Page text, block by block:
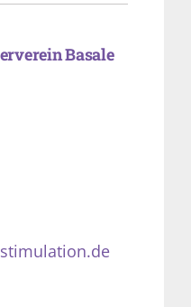
Basale